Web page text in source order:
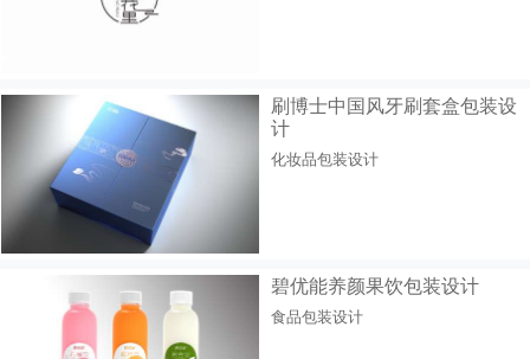
刷博士中国风牙刷套盒包装设
计
化妆品包装设计
碧优能养颜果饮包装设计
食品包装设计